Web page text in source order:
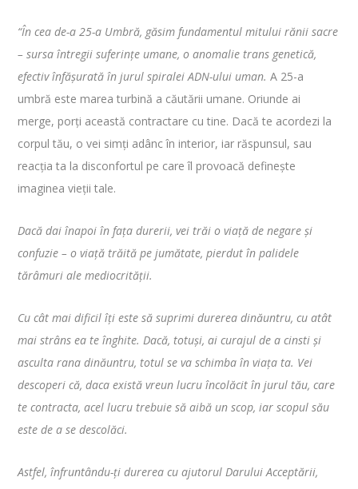
“În cea de-a 25-a Umbră, găsim fundamentul mitului rănii sacre
– sursa întregii suferințe umane, o anomalie trans genetică,
efectiv înfășurată în jurul spiralei ADN-ului uman. A 25-a
umbră este marea turbină a căutării umane. Oriunde ai
merge, porți această contractare cu tine. Dacă te acordezi la
corpul tău, o vei simți adânc în interior, iar răspunsul, sau
reacția ta la disconfortul pe care îl provoacă definește
imaginea vieții tale.
Dacă dai înapoi în fața durerii, vei trăi o viață de negare și
confuzie – o viață trăită pe jumătate, pierdut în palidele
tărâmuri ale mediocrității.
Cu cât mai dificil îți este să suprimi durerea dinăuntru, cu atât
mai strâns ea te înghite. Dacă, totuși, ai curajul de a cinsti și
asculta rana dinăuntru, totul se va schimba în viața ta. Vei
descoperi că, daca există vreun lucru încolăcit în jurul tău, care
te contracta, acel lucru trebuie să aibă un scop, iar scopul său
este de a se descolăci.
Astfel, înfruntându-ți durerea cu ajutorul Darului Acceptării,